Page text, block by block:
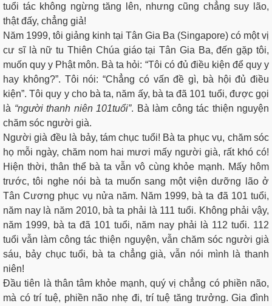
tuổi tác không ngừng tăng lên, nhưng cũng chẳng suy lão,
thật đấy, chẳng giả!
Năm 1999, tôi giảng kinh tại Tân Gia Ba (Singapore) có một vị
cư sĩ là nữ tu Thiên Chúa giáo tại Tân Gia Ba, đến gặp tôi,
muốn quy y Phật môn. Bà ta hỏi: “Tôi có đủ điều kiện để quy y
hay không?”. Tôi nói: “Chẳng có vấn đề gì, bà hội đủ điều
kiện”. Tôi quy y cho bà ta, năm ấy, bà ta đã 101 tuổi, được gọi
là “người thanh niên 101tuổi”. Bà làm công tác thiện nguyện
chăm sóc người già.
Người già đều là bảy, tám chục tuổi! Bà ta phục vụ, chăm sóc
họ mỗi ngày, chăm nom hai mươi mấy người già, rất khó có!
Hiện thời, thân thể bà ta vẫn vô cùng khỏe mạnh. Mấy hôm
trước, tôi nghe nói bà ta muốn sang một viện dưỡng lão ở
Tân Cương phục vụ nửa năm. Năm 1999, bà ta đã 101 tuổi,
năm nay là năm 2010, bà ta phải là 111 tuổi. Không phải vậy,
năm 1999, bà ta đã 101 tuổi, năm nay phải là 112 tuổi. 112
tuổi vẫn làm công tác thiện nguyện, vẫn chăm sóc người già
sáu, bảy chục tuổi, bà ta chẳng già, vẫn nói mình là thanh
niên!
Đầu tiên là thân tâm khỏe mạnh, quý vị chẳng có phiền não,
mà có trí tuệ, phiền não nhẹ đi, trí tuệ tăng trưởng. Gia đình